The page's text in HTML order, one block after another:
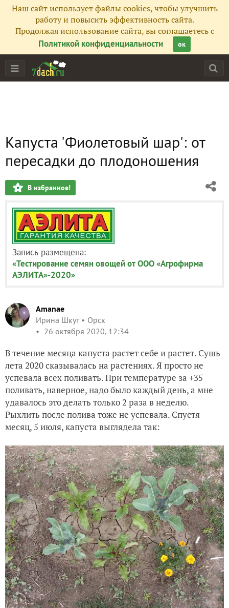
Наш сайт использует файлы cookies, чтобы улучшить
работу и повысить эффективность сайта.
Продолжая использование сайта, вы соглашаетесь с
Политикой конфиденциальности
ок
Капуста 'Фиолетовый шар': от
пересадки до плодоношения
В избранное!
Запись размещена:
«Тестирование семян овощей от ООО «Агрофирма
АЭЛИТА»-2020»
Amanae
Ирина Шкут
Орск
26 октября 2020, 12:34
В течение месяца капуста растет себе и растет. Сушь
лета 2020 сказывалась на растениях. Я просто не
успевала всех поливать. При температуре за +35
поливать, наверное, надо было каждый день, а мне
удавалось это делать только 2 раза в неделю.
Рыхлить после полива тоже не успевала. Спустя
месяц, 5 июля, капуста выглядела так: